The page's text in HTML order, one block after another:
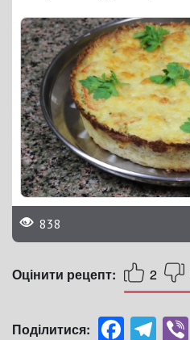
838
Оцінити рецепт: 2
Поділитися: Facebook